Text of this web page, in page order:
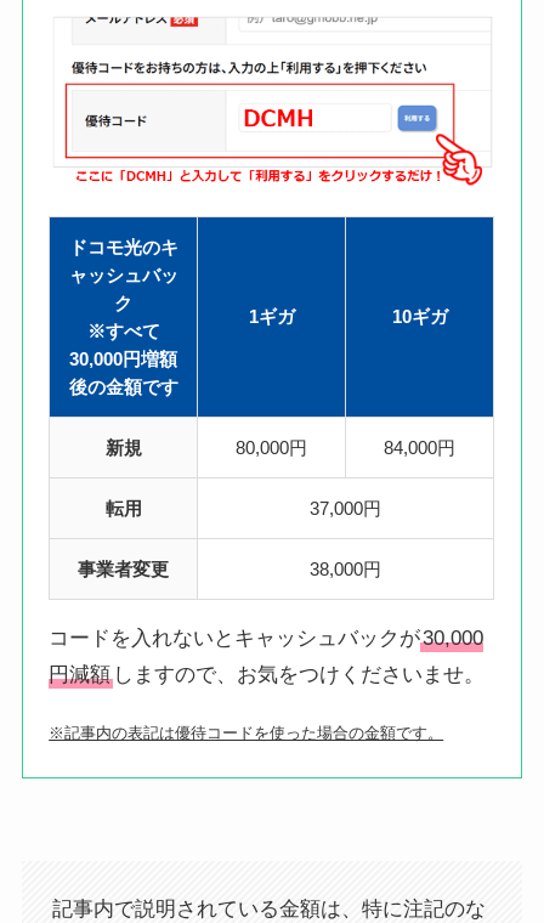
ドコモ光のキ
ャッシュバッ
ク
※すべて
30,000円増額
後の金額です
1ギガ 10ギガ
新規 80,000円 84,000円
転用 37,000円
事業者変更 38,000円
コードを入れないとキャッシュバックが30,000
円減額 しますので、お気をつけくださいませ。
※記事内の表記は優待コードを使った場合の金額です。
記事内で説明されている金額は、特に注記のな